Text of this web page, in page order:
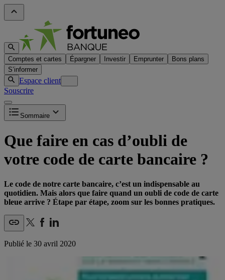
Comptes et cartes Épargner Investir Emprunter
Bons plans
S’informer
Espace client
Souscrire
Sommaire
Que faire en cas d’oubli de
votre code de carte bancaire ?
Le code de notre carte bancaire, c’est un indispensable au
quotidien. Mais alors que faire quand un oubli de code de carte
bleue arrive ? Étape par étape, zoom sur les bonnes pratiques.
Publié le 30 avril 2020